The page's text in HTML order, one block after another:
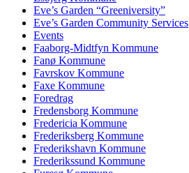
Eve’s Garden “Greeniversity”
Eve’s Garden Community Services
Events
Faaborg-Midtfyn Kommune
Fanø Kommune
Favrskov Kommune
Faxe Kommune
Foredrag
Fredensborg Kommune
Fredericia Kommune
Frederiksberg Kommune
Frederikshavn Kommune
Frederikssund Kommune